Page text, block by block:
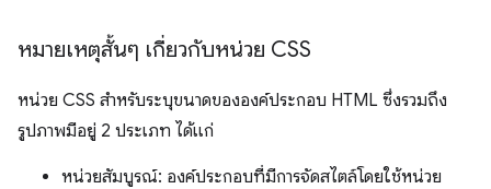
หมายเหตุสั้นๆ เกี่ยวกับหน่วย CSS
หน่วย CSS สำหรับระบุขนาดขององค์ประกอบ HTML ซึ่งรวมถึง
รูปภาพมีอยู่ 2 ประเภท ได้แก่
หน่วยสัมบูรณ์: องค์ประกอบที่มีการจัดสไตล์โดยใช้หน่วย